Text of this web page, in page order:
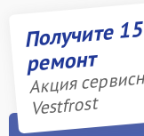
Получите
ремонт
Акция
Vestfrost